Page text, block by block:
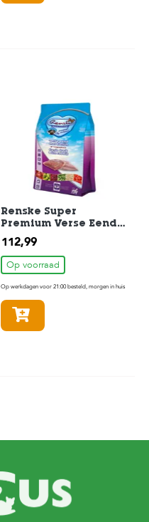
Renske Super
Premium Verse Eend
Met Konijn
Hondenvoer 12 kg
112,99
Op voorraad
Op werkdagen voor 21:00 besteld, morgen in huis